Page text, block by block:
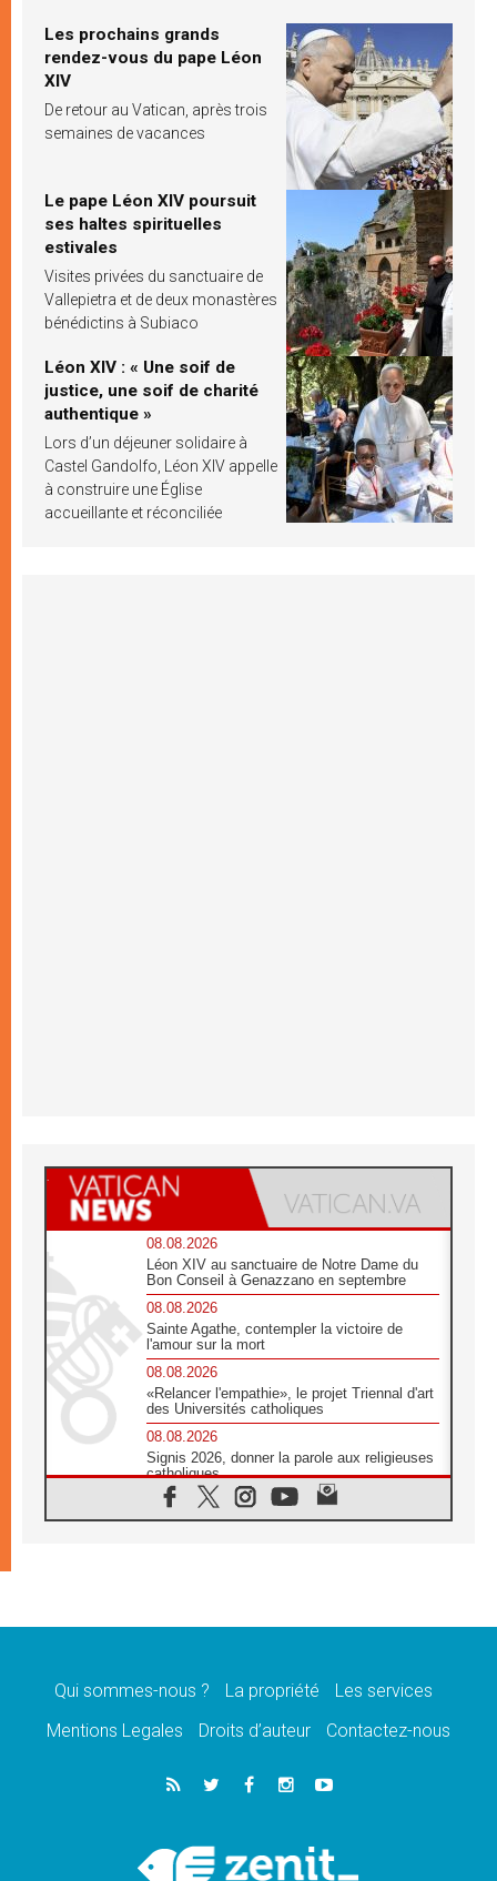
Les prochains grands
rendez-vous du pape Léon
XIV
De retour au Vatican, après trois
semaines de vacances
Le pape Léon XIV poursuit
ses haltes spirituelles
estivales
Visites privées du sanctuaire de
Vallepietra et de deux monastères
bénédictins à Subiaco
Léon XIV : « Une soif de
justice, une soif de charité
authentique »
Lors d’un déjeuner solidaire à
Castel Gandolfo, Léon XIV appelle
à construire une Église
accueillante et réconciliée
08.08.2026
Léon XIV au sanctuaire de Notre Dame du
Bon Conseil à Genazzano en septembre
08.08.2026
Sainte Agathe, contempler la victoire de
l'amour sur la mort
08.08.2026
«Relancer l'empathie», le projet Triennal d'art
des Universités catholiques
08.08.2026
Signis 2026, donner la parole aux religieuses
catholiques
08.08.2026
Au Bangladesh, l'Église accompagne les
07.08.2026
07.08.2026
le cardinal Parolin
En Colombie, «la paix ne s'achète pas avec
une signature»
Le programme du voyage apostolique du
Pape en France dévoilé
Qui sommes-nous ? La propriété
Les services
Mentions Legales
Droits d’auteur Contactez-nous